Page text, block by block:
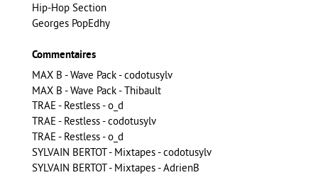
Hip-Hop Section
Georges PopEdhy
Commentaires
MAX B - Wave Pack - codotusylv
MAX B - Wave Pack - Thibault
TRAE - Restless - o_d
TRAE - Restless - codotusylv
TRAE - Restless - o_d
SYLVAIN BERTOT - Mixtapes - codotusylv
SYLVAIN BERTOT - Mixtapes - AdrienB